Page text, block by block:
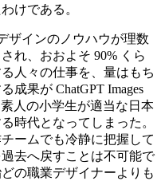
けである。
ザインのノウハウが理数
れ、おおよそ 90% くら
人々の仕事を、量はもち
成果が ChatGPT Images
人の小学生が適当な日本
時代となってしまった。
ームでも冷静に把握して
去へ戻すことは不可能で
の職業デザイナーよりも